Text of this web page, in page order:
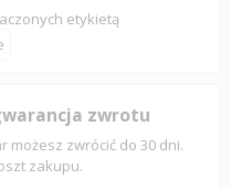
etykietą
zwrotu
możesz zwrócić do 30 dni.
zakupu.